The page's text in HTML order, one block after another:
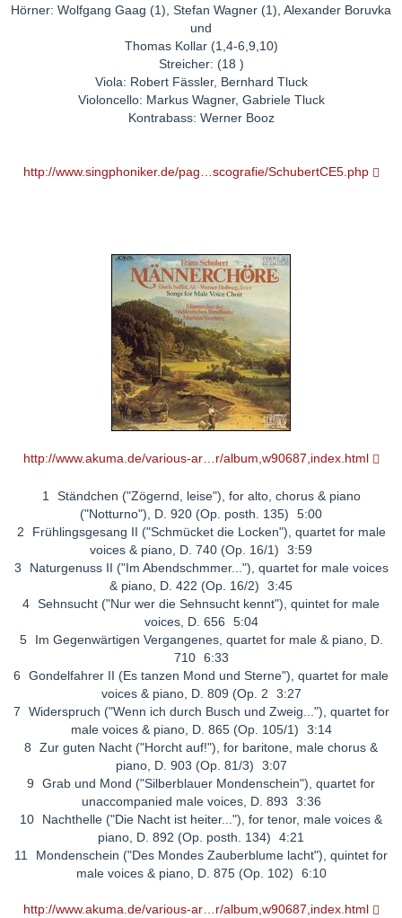
Hörner: Wolfgang Gaag (1), Stefan Wagner (1), Alexander Boruvka
und
Thomas Kollar (1,4-6,9,10)
Streicher: (18 )
Viola: Robert Fässler, Bernhard Tluck
Violoncello: Markus Wagner, Gabriele Tluck
Kontrabass: Werner Booz
http://www.singphoniker.de/pag…scografie/SchubertCE5.php
http://www.akuma.de/various-ar…r/album,w90687,index.html
1
Ständchen ("Zögernd, leise"), for alto, chorus & piano
("Notturno"), D. 920 (Op. posth. 135)
5:00
2
Frühlingsgesang II ("Schmücket die Locken"), quartet for male
voices & piano, D. 740 (Op. 16/1)
3:59
3
Naturgenuss II ("Im Abendschmmer..."), quartet for male voices
& piano, D. 422 (Op. 16/2)
3:45
4 Sehnsucht ("Nur wer die Sehnsucht kennt"), quintet for male
voices, D. 656
5:04
5
Im Gegenwärtigen Vergangenes, quartet for male & piano, D.
710 6:33
6
Gondelfahrer II (Es tanzen Mond und Sterne"), quartet for male
voices & piano, D. 809 (Op. 2
3:27
7
Widerspruch ("Wenn ich durch Busch und Zweig..."), quartet for
male voices & piano, D. 865 (Op. 105/1)
3:14
8
Zur guten Nacht ("Horcht auf!"), for baritone, male chorus &
piano, D. 903 (Op. 81/3)
3:07
9
Grab und Mond ("Silberblauer Mondenschein"), quartet for
unaccompanied male voices, D. 893
3:36
10
Nachthelle ("Die Nacht ist heiter..."), for tenor, male voices &
piano, D. 892 (Op. posth. 134)
4:21
11
Mondenschein ("Des Mondes Zauberblume lacht"), quintet for
male voices & piano, D. 875 (Op. 102)
6:10
http://www.akuma.de/various-ar…r/album,w90687,index.html